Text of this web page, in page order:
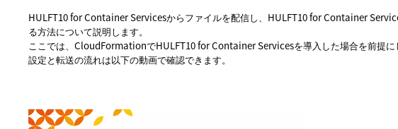
HULFT10 for Container Servicesからファイルを配信し、HULFT10 for Container
る方法について説明します。
ここでは、CloudFormationでHULFT10 for Container Servicesを導入した場合を前提に
設定と転送の流れは以下の動画で確認できます。